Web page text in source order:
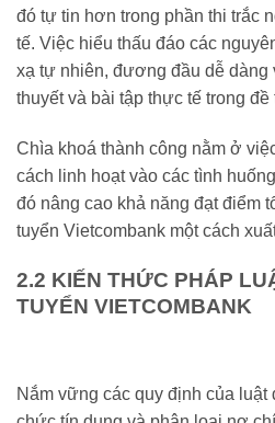
đó tự tin hơn trong phần thi trắc
tế. Việc hiểu thấu đáo các
xạ tự nhiên, đương đầu dễ dàng
thuyết và bài tập thực tế trong đề
Chìa khoá thành công nằm ở
cách linh hoạt vào các tình
đó nâng cao khả năng đạt điểm
tuyển Vietcombank một cách
2.2 KIẾN THỨC PHÁP
TUYỂN VIETCOMBANK
Nắm vững các quy định của luật